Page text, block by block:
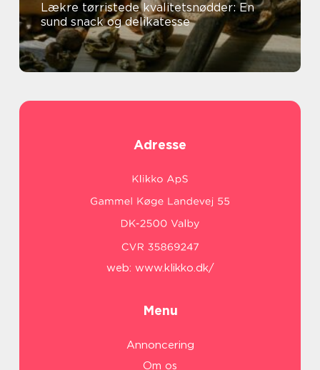
Lækre tørristede kvalitetsnødder: En
sund snack og delikatesse
Adresse
web: www.klikko.dk/
Menu
Annoncering
Om os